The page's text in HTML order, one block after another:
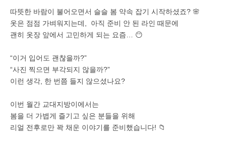
따뜻한 바람이 불어오면서 슬슬 봄 약속 잡기 시작하셨죠? 🌸
옷은 점점 가벼워지는데, 아직 준비 안 된 라인 때문에
괜히 옷장 앞에서 고민하게 되는 요즘… 😶
“이거 입어도 괜찮을까?”
“사진 찍으면 부각되지 않을까?”
이런 생각, 한 번쯤 들지 않으셨나요?
이번 월간 교대지방이에서는
봄을 더 가볍게 즐기고 싶은 분들을 위해
리얼 전후로만 꽉 채운 이야기를 준비했습니다! 📁